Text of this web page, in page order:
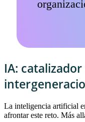
IA:
La inteligencia artificial
afrontar este reto. Más